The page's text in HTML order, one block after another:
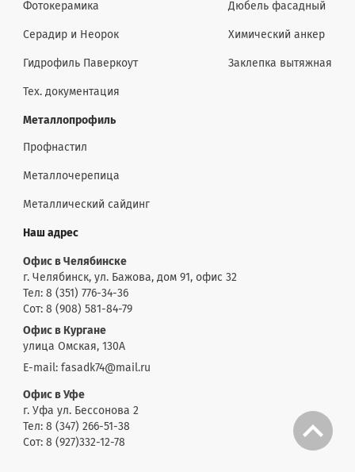
Фотокерамика
Серадир и Неорок
Гидрофиль Паверкоут
Тех. документация
Дюбель фасадный
Химический анкер
Заклепка вытяжная
Металлопрофиль
Профнастил
Металлочерепица
Металлический сайдинг
Наш адрес
Офис в Челябинске
г. Челябинск, ул. Бажова, дом 91, офис 32
Тел: 8 (351) 776-34-36
Сот: 8 (908) 581-84-79
Офис в Кургане
улица Омская, 130А
Офис в Уфе
г. Уфа ул. Бессонова 2
Тел: 8 (347) 266-51-38
Сот: 8 (927)332-12-78
E-mail: fasadk74@mail.ru